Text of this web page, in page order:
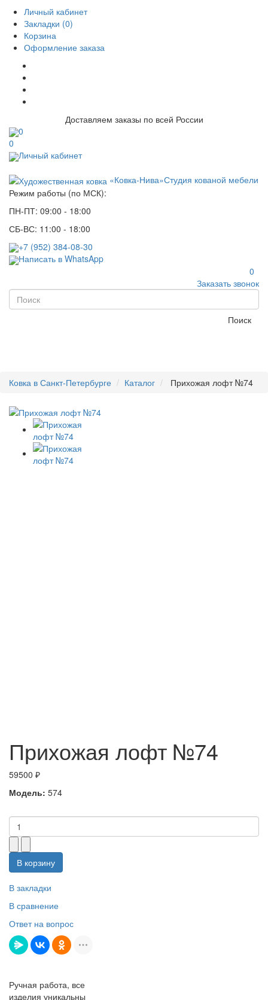
Личный кабинет
Закладки (0)
Корзина
Оформление заказа
Доставляем заказы по всей России
0
0
Личный кабинет
«Ковка-Нива»Студия кованой мебели
Режим работы (по МСК):
ПН-ПТ: 09:00 - 18:00
СБ-ВС: 11:00 - 18:00
+7 (952) 384-08-30
Написать в WhatsApp
0
Заказать звонок
Поиск
Ковка в Санкт-Петербурге Каталог Прихожая лофт №74
Прихожая лофт №74
59500 ₽
Модель: 574
В корзину
В закладки
В сравнение
Ответ на вопрос
Ручная работа, все
изделия уникальны